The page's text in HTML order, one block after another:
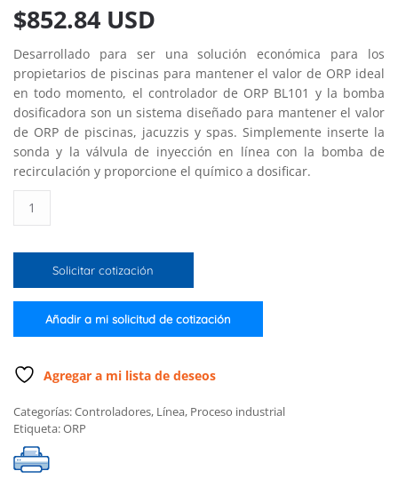
$852.84 USD
Desarrollado para ser una solución económica para los
propietarios de piscinas para mantener el valor de ORP ideal
en todo momento, el controlador de ORP BL101 y la bomba
dosificadora son un sistema diseñado para mantener el valor
de ORP de piscinas, jacuzzis y spas. Simplemente inserte la
sonda y la válvula de inyección en línea con la bomba de
recirculación y proporcione el químico a dosificar.
Pool
de
HI20083,celda
de
en
y
tubos
cantidad
Solicitar cotización
Añadir a mi solicitud de cotización
Agregar a mi lista de deseos
Categorías:Controladores, Línea, Proceso industrial
Etiqueta:ORP